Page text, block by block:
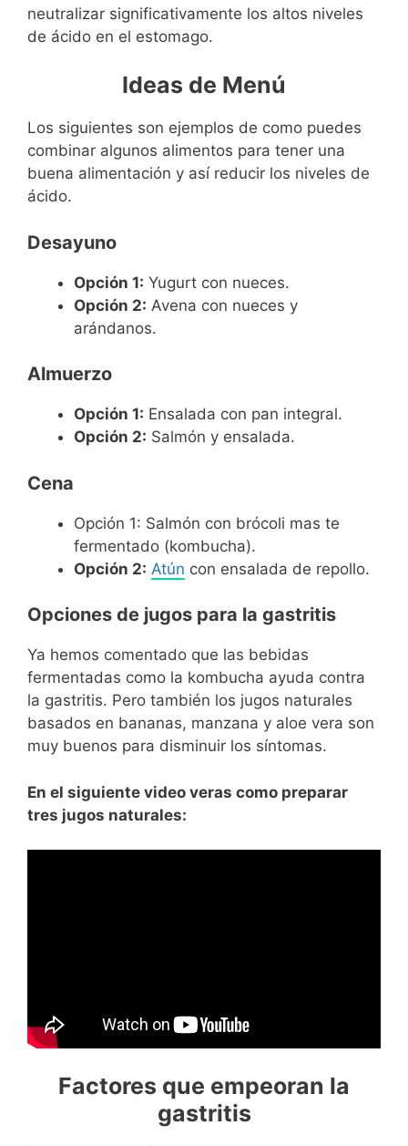
neutralizar significativamente los altos niveles
de ácido en el estomago.
Ideas de Menú
Los siguientes son ejemplos de como puedes
combinar algunos alimentos para tener una
buena alimentación y así reducir los niveles de
ácido.
Desayuno
Opción 1: Yugurt con nueces.
Opción 2: Avena con nueces y
arándanos.
Almuerzo
Opción 1: Ensalada con pan integral.
Opción 2: Salmón y ensalada.
Cena
Opción 1: Salmón con brócoli mas te
fermentado (kombucha).
Opción 2: Atún con ensalada de repollo.
Opciones de jugos para la gastritis
Ya hemos comentado que las bebidas
fermentadas como la kombucha ayuda contra
la gastritis. Pero también los jugos naturales
basados en bananas, manzana y aloe vera son
muy buenos para disminuir los síntomas.
En el siguiente video veras como preparar
tres jugos naturales:
Factores que empeoran la
gastritis